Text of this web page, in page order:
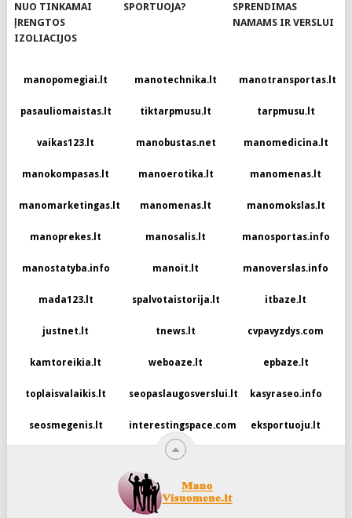
NUO TINKAMAI
ĮRENGTOS
IZOLIACIJOS
SPORTUOJA?
SPRENDIMAS
NAMAMS IR VERSLUI
manopomegiai.lt manotechnika.lt manotransportas.lt
pasauliomaistas.lt tiktarpmusu.lt tarpmusu.lt
vaikas123.lt manobustas.net manomedicina.lt
manokompasas.lt manoerotika.lt manomenas.lt
manomarketingas.lt manomenas.lt manomokslas.lt
manoprekes.lt manosalis.lt manosportas.info
manostatyba.info manoit.lt manoverslas.info
mada123.lt spalvotaistorija.lt itbaze.lt
justnet.lt tnews.lt cvpavyzdys.com
kamtoreikia.lt weboaze.lt epbaze.lt
toplaisvalaikis.lt seopaslaugosverslui.lt kasyraseo.info
seosmegenis.lt interestingspace.com eksportuoju.lt